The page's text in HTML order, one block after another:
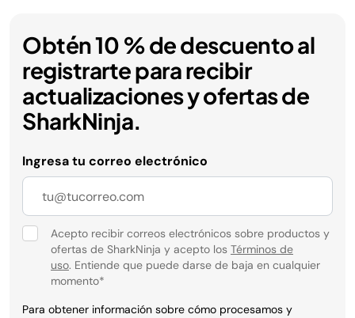
Obtén 10 % de descuento al
registrarte para recibir
actualizaciones y ofertas de
SharkNinja.
Ingresa tu correo electrónico
Acepto recibir correos electrónicos sobre productos y
ofertas de SharkNinja y acepto los Términos de
uso. Entiende que puede darse de baja en cualquier
momento*
Para obtener información sobre cómo procesamos y